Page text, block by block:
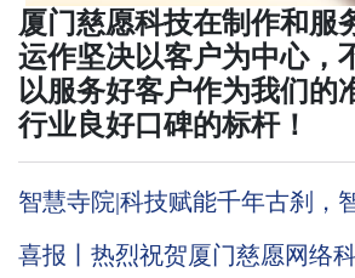
厦门慈愿科技在制作和服
运作坚决以客户为中心，
以服务好客户作为我们的
行业良好口碑的标杆！
智慧寺院|科技赋能千年古刹，
喜报丨热烈祝贺厦门慈愿网络